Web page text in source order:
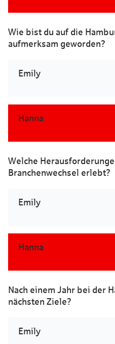
Wie bist du auf die
aufmerksam geworden?
Emily
Hanna
Welche
Branchenwechsel erlebt?
Emily
Hanna
Nach einem Jahr bei der
nächsten Ziele?
Emily